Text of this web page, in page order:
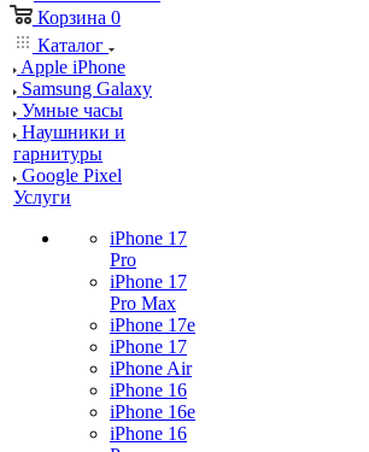
Корзина 0
Каталог
Apple iPhone
Samsung Galaxy
Умные часы
Наушники и
гарнитуры
Google Pixel
Услуги
iPhone 17
Pro
iPhone 17
Pro Max
iPhone 17e
iPhone 17
iPhone Air
iPhone 16
iPhone 16e
iPhone 16